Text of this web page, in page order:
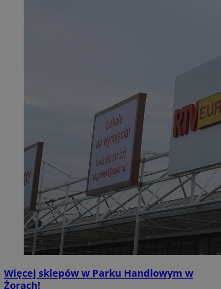
Więcej sklepów w Parku Handlowym w
Żorach!